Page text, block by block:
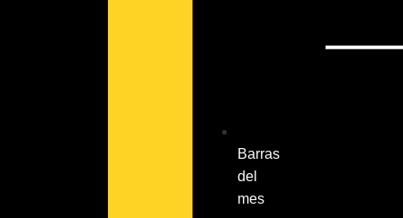
Barras
del
mes